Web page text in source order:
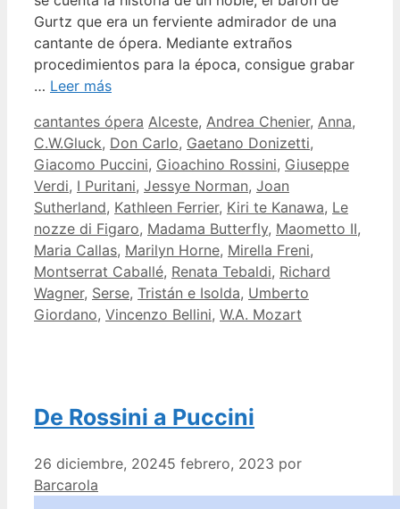
Gurtz que era un ferviente admirador de una
cantante de ópera. Mediante extraños
procedimientos para la época, consigue grabar
… Leer más
Categorías
cantantes ópera Etiquetas
Alceste, Andrea Chenier, Anna,
C.W.Gluck, Don Carlo, Gaetano Donizetti,
Giacomo Puccini, Gioachino Rossini, Giuseppe
Verdi, I Puritani, Jessye Norman, Joan
Sutherland, Kathleen Ferrier, Kiri te Kanawa, Le
nozze di Figaro, Madama Butterfly, Maometto II,
Maria Callas, Marilyn Horne, Mirella Freni,
Montserrat Caballé, Renata Tebaldi, Richard
Wagner, Serse, Tristán e Isolda, Umberto
Giordano, Vincenzo Bellini, W.A. Mozart
De Rossini a Puccini
26 diciembre, 20245 febrero, 2023 por
Barcarola